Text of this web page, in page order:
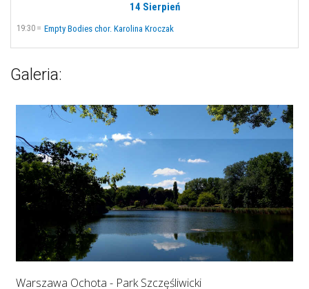
14 Sierpień
19:30 Empty Bodies chor. Karolina Kroczak
Galeria:
Warszawa Ochota - Park Szczęśliwicki